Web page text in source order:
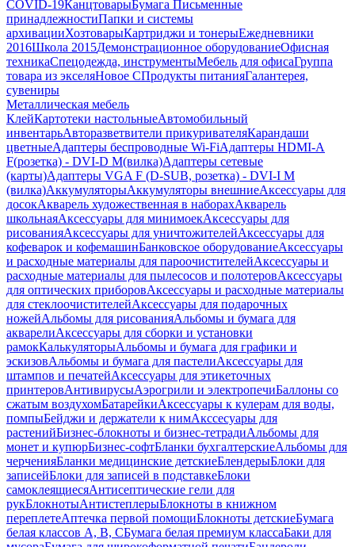
COVID-19КанцтоварыБумага Письменные
принадлежностиПапки и системы
архивацииХозтоварыКартриджи и тонерыЕжедневники
2016Школа 2015Демонстрационное оборудованиеОфисная
техникаСпецодежда, инструментыМебель для офисаГруппа
товара из экселяНовое СПродукты питанияГалантерея,
сувениры
Металлическая мебель
КлейКартотеки настольныеАвтомобильный
инвентарьАвторазветвители прикуривателяКарандаши
цветныеАдаптеры беспроводные Wi-FiАдаптеры HDMI-A
F(розетка) - DVI-D M(вилка)Адаптеры сетевые
(карты)Адаптеры VGA F (D-SUB, розетка) - DVI-I M
(вилка)АккумуляторыАккумуляторы внешниеАксессуары для
досокАкварель художественная в наборахАкварель
школьнаяАксессуары для минимоекАксессуары для
рисованияАксессуары для уничтожителейАксессуары для
кофеварок и кофемашинБанковское оборудованиеАксессуары
и расходные материалы для пароочистителейАксессуары и
расходные материалы для пылесосов и полотеровАксессуары
для оптических приборовАксессуары и расходные материалы
для стеклоочистителейАксессуары для подарочных
ножейАльбомы для рисованияАльбомы и бумага для
акварелиАксессуары для сборки и установки
рамокКалькуляторыАльбомы и бумага для графики и
эскизовАльбомы и бумага для пастелиАксессуары для
штампов и печатейАксессуары для этикеточных
принтеровАнтивирусыАэрогрили и электропечиБаллоны со
сжатым воздухомБатарейкиАксессуары к кулерам для воды,
помпыБейджи и держатели к нимАкссесуары для
растенийБизнес-блокноты и бизнес-тетрадиАльбомы для
монет и купюрБизнес-софтБланки бухгалтерскиеАльбомы для
черченияБланки медицинские детскиеБлендерыБлоки для
записейБлоки для записей в подставкеБлоки
самоклеящиесяАнтисептические гели для
рукБлокнотыАнтистеплерыБлокноты в книжном
переплетеАптечка первой помощиБлокноты детскиеБумага
белая классов А, В, СБумага белая премиум классаБаки для